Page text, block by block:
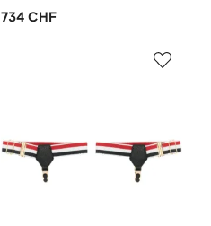
734 CHF